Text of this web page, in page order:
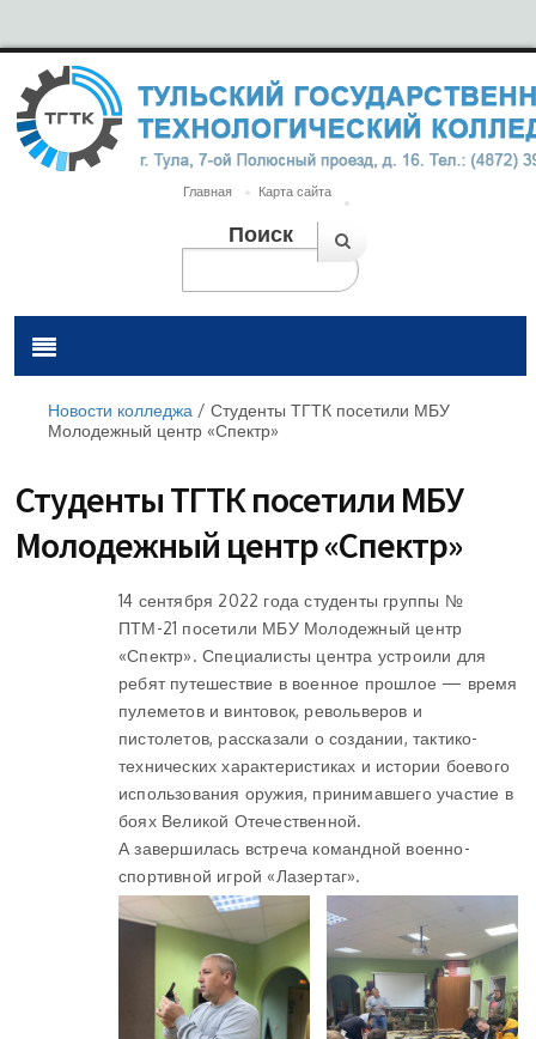
Главная Карта сайта
Поиск
Новости колледжа / Студенты ТГТК посетили МБУ
Молодежный центр «Спектр»
Студенты ТГТК посетили МБУ
Молодежный центр «Спектр»
14 сентября 2022 года студенты группы №
ПТМ-21 посетили МБУ Молодежный центр
«Спектр». Специалисты центра устроили для
ребят путешествие в военное прошлое — время
пулеметов и винтовок, револьверов и
пистолетов, рассказали о создании, тактико-
технических характеристиках и истории боевого
использования оружия, принимавшего участие в
боях Великой Отечественной.
А завершилась встреча командной военно-
спортивной игрой «Лазертаг».